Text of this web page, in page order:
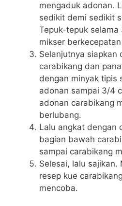
mengaduk adonan.
sedikit demi sedikit
Tepuk-tepuk
mikser
Selanjutnya siapkan
carabikang dan
dengan minyak tipis
adonan sampai 3/4
adonan carabikang
berlubang.
Lalu angkat dengan
bagian bawah
sampai carabikang
Selesai, lalu sajikan.
resep kue
mencoba.